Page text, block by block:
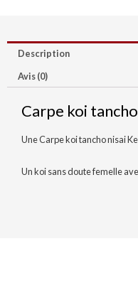
Description
Avis (0)
Carpe koi
Une Carpe koi tancho nisai
Un koi sans doute femelle